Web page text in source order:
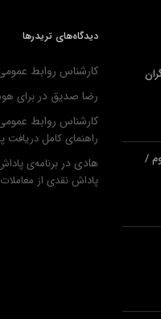
۱۶ درصد گران
/
دیدگاه‌های تریدرها
کارشناس روابط
رضا صدیق در برای
کارشناس روابط
راهنمای کامل دریافت
هادیدر برنامه‌ی
پاداش نقدی از معاملات